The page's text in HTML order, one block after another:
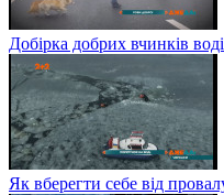
Добірка добрих вчинків
Як вберегти себе від